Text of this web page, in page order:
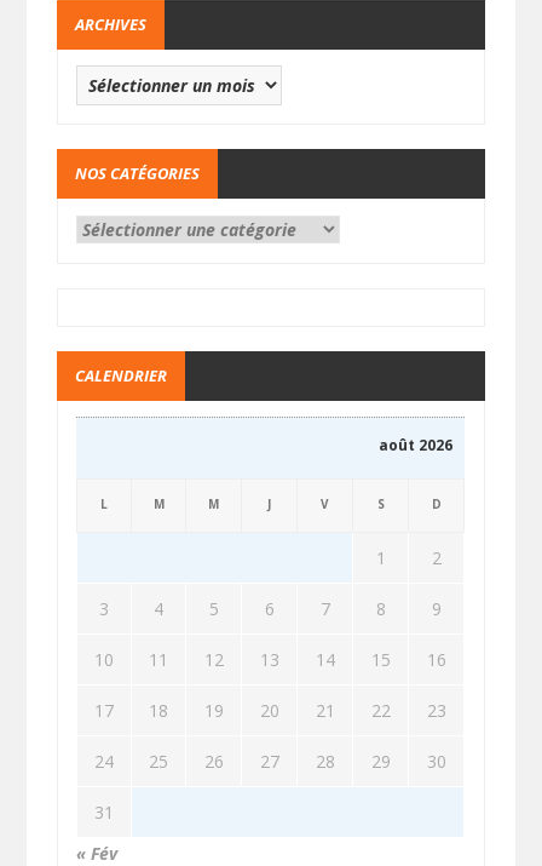
ARCHIVES
NOS CATÉGORIES
CALENDRIER
août 2026
L M M J V S D
1 2
3 4 5 6 7 8 9
10 11 12 13 14 15 16
17 18 19 20 21 22 23
24 25 26 27 28 29 30
31
« Fév